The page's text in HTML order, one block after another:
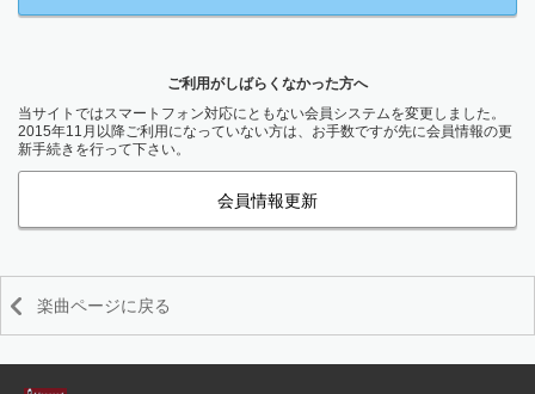
ご利用がしばらくなかった方へ
当サイトではスマートフォン対応にともない会員システムを変更しました。
2015年11月以降ご利用になっていない方は、お手数ですが先に会員情報の更
新手続きを行って下さい。
会員情報更新
楽曲ページに戻る